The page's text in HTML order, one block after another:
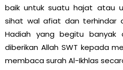
baik untuk suatu hajat atau
sihat wal afiat dan terhindar
Hadiah yang begitu banyak
diberikan Allah SWT kepada
membaca surah Al-Ikhlas